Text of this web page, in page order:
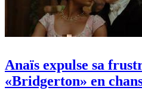
Anaïs expulse sa
«Bridgerton» en